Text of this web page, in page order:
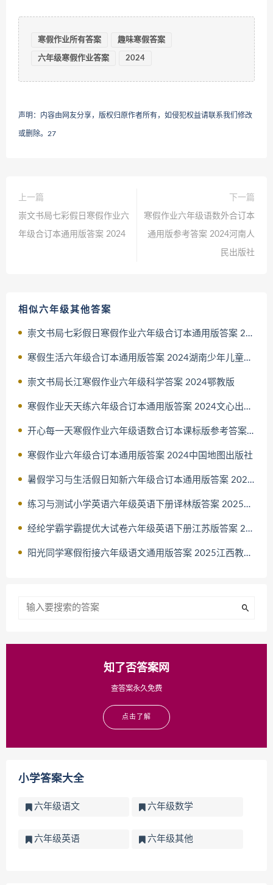
寒假作业所有答案 趣味寒假答案
六年级寒假作业答案 2024
声明：内容由网友分享，版权归原作者所有，如侵犯权益请联系我们修改
或删除。 27
上一篇
崇文书局七彩假日寒假作业六
年级合订本通用版答案 2024
下一篇
寒假作业六年级语数外合订本
通用版参考答案 2024河南人
民出版社
相似六年级其他答案
崇文书局七彩假日寒假作业六年级合订本通用版答案 2024
寒假生活六年级合订本通用版答案 2024湖南少年儿童出版社
崇文书局长江寒假作业六年级科学答案 2024鄂教版
寒假作业天天练六年级合订本通用版答案 2024文心出版社
开心每一天寒假作业六年级语数合订本课标版参考答案 2024广西师
寒假作业六年级合订本通用版答案 2024中国地图出版社
暑假学习与生活假日知新六年级合订本通用版答案 2024湖南师范大
练习与测试小学英语六年级英语下册译林版答案 2025春江苏凤凰教
经纶学霸学霸提优大试卷六年级英语下册江苏版答案 2025春宁夏人
阳光同学寒假衔接六年级语文通用版答案 2025江西教育出版社
知了否答案网
查答案永久免费
点击了解
小学答案大全
六年级语文 六年级数学
六年级英语 六年级其他